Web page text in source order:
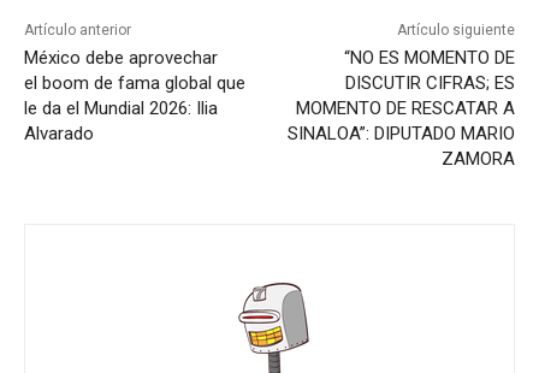
Artículo anterior
México debe aprovechar
el boom de fama global que
le da el Mundial 2026: Ilia
Alvarado
Artículo siguiente
“NO ES MOMENTO DE
DISCUTIR CIFRAS; ES
MOMENTO DE RESCATAR A
SINALOA”: DIPUTADO MARIO
ZAMORA